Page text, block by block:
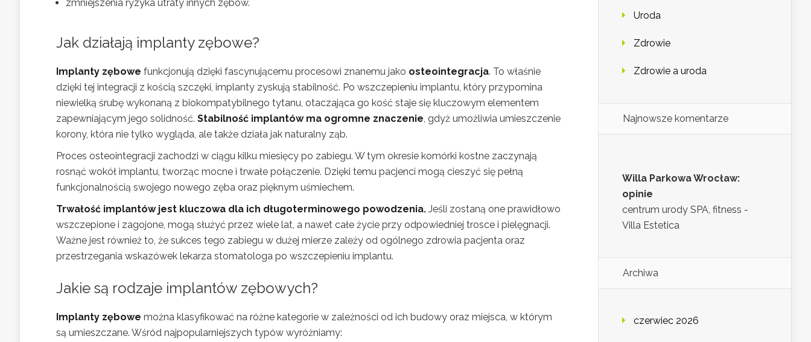
zmniejszenia ryzyka utraty innych zębów.
Jak działają implanty zębowe?
Implanty zębowe funkcjonują dzięki fascynującemu procesowi znanemu jako osteointegracja. To właśnie
dzięki tej integracji z kością szczęki, implanty zyskują stabilność. Po wszczepieniu implantu, który przypomina
niewielką śrubę wykonaną z biokompatybilnego tytanu, otaczająca go kość staje się kluczowym elementem
zapewniającym jego solidność. Stabilność implantów ma ogromne znaczenie, gdyż umożliwia umieszczenie
korony, która nie tylko wygląda, ale także działa jak naturalny ząb.
Proces osteointegracji zachodzi w ciągu kilku miesięcy po zabiegu. W tym okresie komórki kostne zaczynają
rosnąć wokół implantu, tworząc mocne i trwałe połączenie. Dzięki temu pacjenci mogą cieszyć się pełną
funkcjonalnością swojego nowego zęba oraz pięknym uśmiechem.
Trwałość implantów jest kluczowa dla ich długoterminowego powodzenia. Jeśli zostaną one prawidłowo
wszczepione i zagojone, mogą służyć przez wiele lat, a nawet całe życie przy odpowiedniej trosce i pielęgnacji.
Ważne jest również to, że sukces tego zabiegu w dużej mierze zależy od ogólnego zdrowia pacjenta oraz
przestrzegania wskazówek lekarza stomatologa po wszczepieniu implantu.
Jakie są rodzaje implantów zębowych?
Implanty zębowe można klasyfikować na różne kategorie w zależności od ich budowy oraz miejsca, w którym
są umieszczane. Wśród najpopularniejszych typów wyróżniamy:
Uroda
Zdrowie
Zdrowie a uroda
Najnowsze komentarze
Willa Parkowa Wrocław:
opinie
centrum urody SPA, fitness -
Villa Estetica
Archiwa
czerwiec 2026